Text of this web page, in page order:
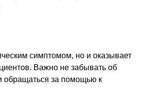
симптомом, но и оказывает
Важно не забывать об
обращаться за помощью к